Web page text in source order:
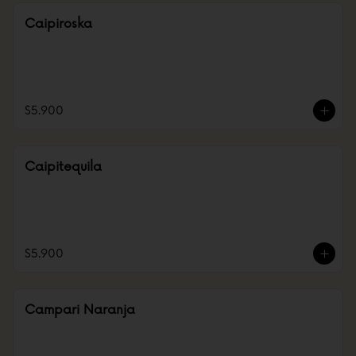
Caipiroska
$5.900
Caipitequila
$5.900
Campari Naranja